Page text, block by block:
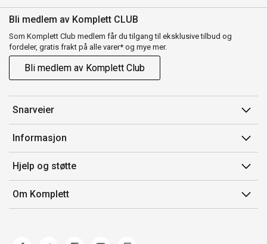
Bli medlem av Komplett CLUB
Som Komplett Club medlem får du tilgang til eksklusive tilbud og
fordeler, gratis frakt på alle varer* og mye mer.
Bli medlem av Komplett Club
Snarveier
Min side
Ordreoversikt
Flex
Komplett Club
Informasjon
Salgsbetingelser
Medlemsvilkår for Komplett Club
Merker/produsent
Hjelp og støtte
Kontakt oss
Kundeservice
Om Komplett